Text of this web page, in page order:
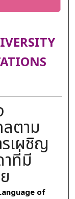
ตาม
รเผชิญ
าที่มี
of